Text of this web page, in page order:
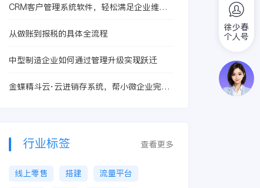
CRM客户管理系统软件，轻松满足企业维护
从做账到报税的具体全流程
中型制造企业如何通过管理升级实现跃迁
金蝶精斗云·云进销存系统，帮小微企业完成
行业标签 查看更多
线上零售 搭建
流量平台
徐少春
个人号